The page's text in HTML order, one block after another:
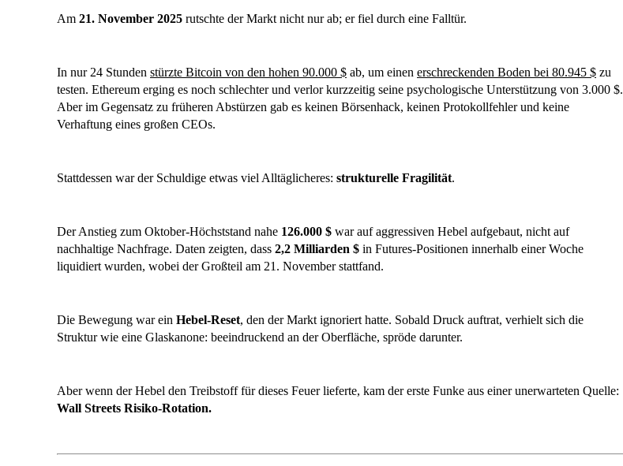
Am 21. November 2025 rutschte der Markt nicht nur ab; er fiel durch eine Falltür.
In nur 24 Stunden stürzte Bitcoin von den hohen 90.000 $ ab, um einen erschreckenden Boden bei 80.945 $ zu
testen. Ethereum erging es noch schlechter und verlor kurzzeitig seine psychologische Unterstützung von 3.000 $.
Aber im Gegensatz zu früheren Abstürzen gab es keinen Börsenhack, keinen Protokollfehler und keine
Verhaftung eines großen CEOs.
Stattdessen war der Schuldige etwas viel Alltäglicheres: strukturelle Fragilität.
Der Anstieg zum Oktober-Höchststand nahe 126.000 $ war auf aggressiven Hebel aufgebaut, nicht auf
nachhaltige Nachfrage. Daten zeigten, dass 2,2 Milliarden $ in Futures-Positionen innerhalb einer Woche
liquidiert wurden, wobei der Großteil am 21. November stattfand.
Die Bewegung war ein Hebel-Reset, den der Markt ignoriert hatte. Sobald Druck auftrat, verhielt sich die
Struktur wie eine Glaskanone: beeindruckend an der Oberfläche, spröde darunter.
Aber wenn der Hebel den Treibstoff für dieses Feuer lieferte, kam der erste Funke aus einer unerwarteten Quelle:
Wall Streets Risiko-Rotation.